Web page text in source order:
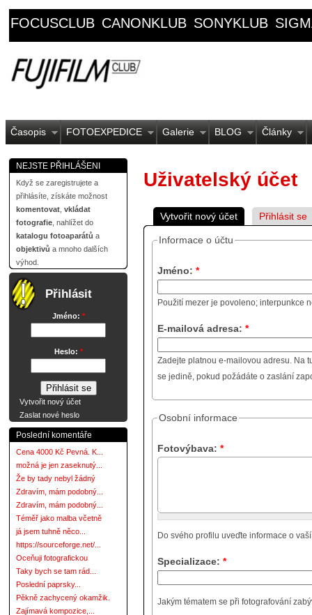
FOCUSCLUB CANONKLUB SONYKLUB
Časopis FOTOEXPEDICE Galerie BLOG Články
NEJSTE PŘIHLÁŠENI
Když se zaregistrujete a
přihlásíte, získáte možnost
komentovat vkládat
fotografie , nahlížet do
katalogu fotoaparátů a
objektivů a mnoho dalších
výhod.
Přihlásit
Jméno: *
Heslo: *
Vytvořit nový účet
Zaslat nové heslo
Poslední komentáře
Cena 4000 Kč Pevná. K...
možná je jen zaseknutý...
Že by tady nebyl žádný
Zdravím, mám podobný...
Zdravím, mám podobný...
Téměř jako malba včetně
já jsem tuhně něco...
https://sourceforge.net/...
Oceňuji fotografickou
Taky bych se tam rád...
Poslední paprsky...
Pěkně zachycený okamžik.
Zajímavá kompozice,...
Uživatelský účet
Vytvořit nový účet Přihlásit se
Informace o účtu
Jméno: *
Použití mezer je povoleno; interpunkce
E-mailová adresa: *
Zadejte platnou e-mailovou adresu. Na
se jedině, pokud požádáte o zaslání
Osobní informace
Fotovýbava: *
Do svého profilu uveďte informace o
Specializace: *
Jakým tématem se při fotografování